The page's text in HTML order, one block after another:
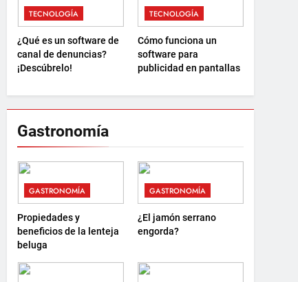
TECNOLOGÍA
¿Qué es un software de
canal de denuncias?
¡Descúbrelo!
TECNOLOGÍA
Cómo funciona un
software para
publicidad en pantallas
Gastronomía
GASTRONOMÍA
Propiedades y
beneficios de la lenteja
beluga
GASTRONOMÍA
¿El jamón serrano
engorda?